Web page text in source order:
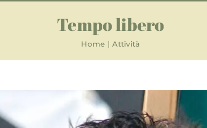
Tempo libero
Home Attività